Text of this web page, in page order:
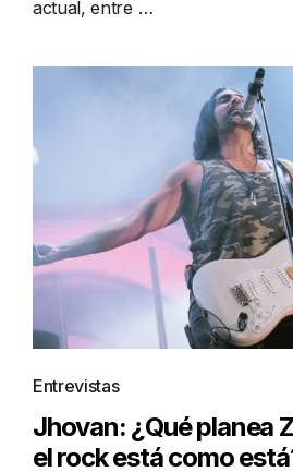
actual, entre …
Entrevistas
Jhovan: ¿Qué planea
el rock está como